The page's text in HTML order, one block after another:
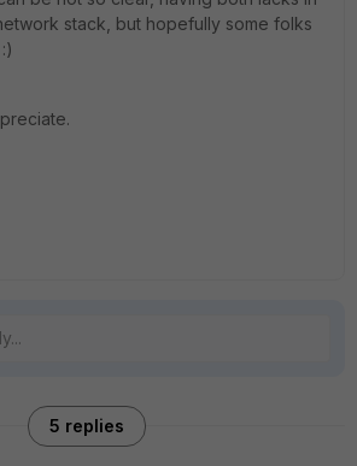
stack, but hopefully some folks
5 replies